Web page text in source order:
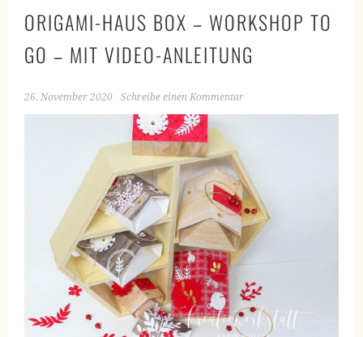
ORIGAMI-HAUS BOX – WORKSHOP TO
GO – MIT VIDEO-ANLEITUNG
26. November 2020 Schreibe einen Kommentar